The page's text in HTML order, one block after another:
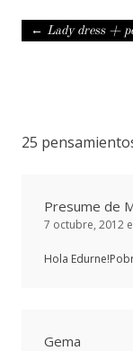
Navegación de
← Lady dress +
25
Presume de
7 octubre, 2012
Hola
Gema